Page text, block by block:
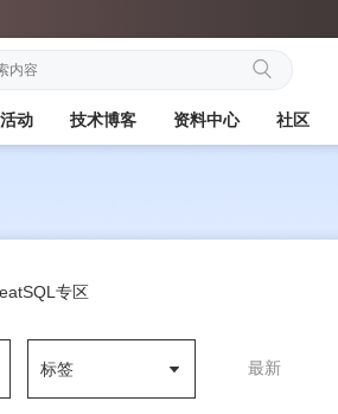
动 技术博客 资料中心 社区
专区
标签 最新